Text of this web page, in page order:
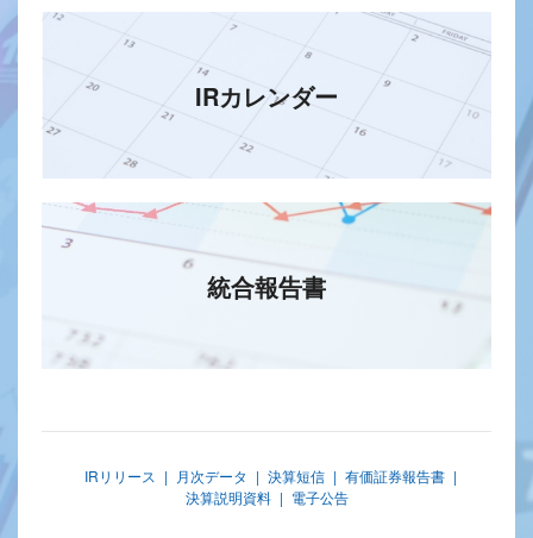
IRカレンダー
統合報告書
IRリリース 月次データ 決算短信
有価証券報告書
決算説明資料
電子公告